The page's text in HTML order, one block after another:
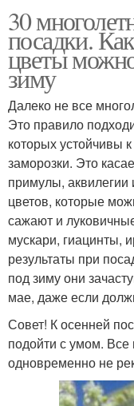
30
посадки.
цветы
зиму
Далеко не все
Это правило
которых устойчивы
заморозки. Это
примулы, аквилегии
цветов, которые
сажают и
мускари, гиацинты,
результаты при
под зиму они
мае, даже если
Совет! К осенней
подойти с умом.
одновременно не